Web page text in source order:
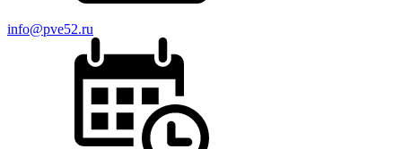
info@pve52.ru